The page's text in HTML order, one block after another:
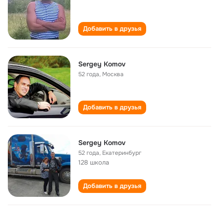
Добавить в друзья
Sergey Komov
52 года, Москва
Добавить в друзья
Sergey Komov
52 года, Екатеринбург
128 школа
Добавить в друзья